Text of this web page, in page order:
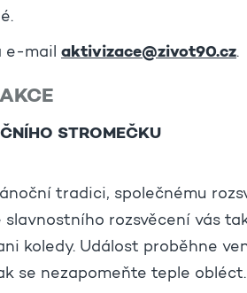
e-mail aktivizace@zivot90.cz.
STROMEČKU
tradici, společnému
slavnostního rozsvěcení vás
koledy. Událost proběhne
se nezapomeňte teple obléct.